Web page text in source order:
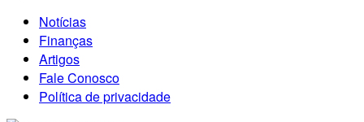
Notícias
Finanças
Artigos
Fale Conosco
Política de privacidade